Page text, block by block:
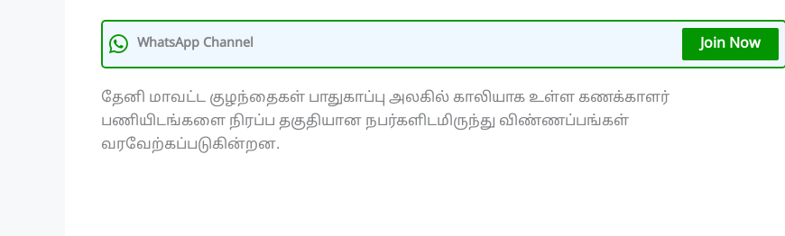
WhatsApp Channel Join Now
தேனி மாவட்ட குழந்தைகள் பாதுகாப்பு அலகில் காலியாக உள்ள கணக்காளர்
பணியிடங்களை நிரப்ப தகுதியான நபர்களிடமிருந்து விண்ணப்பங்கள்
வரவேற்கப்படுகின்றன.